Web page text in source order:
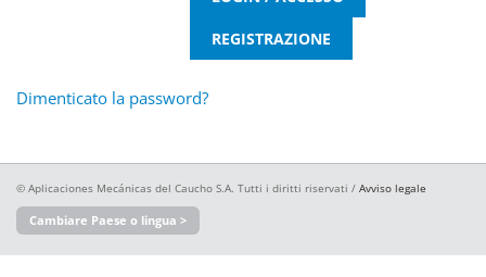
Dimenticato la password?
© Aplicaciones Mecánicas del Caucho S.A. Tutti i diritti riservati / Avviso legale
Cambiare Paese o lingua >